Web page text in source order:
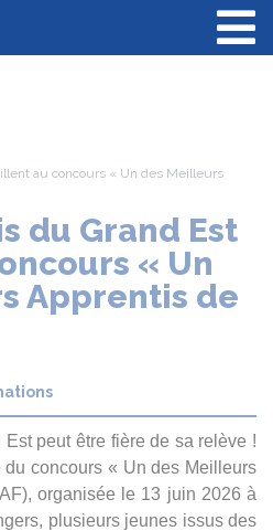
au concours « Un des Meilleurs
du Grand Est
« Un
Apprentis de
peut être fière de sa relève !
concours « Un des Meilleurs
organisée le 13 juin 2026 à
plusieurs jeunes issus des